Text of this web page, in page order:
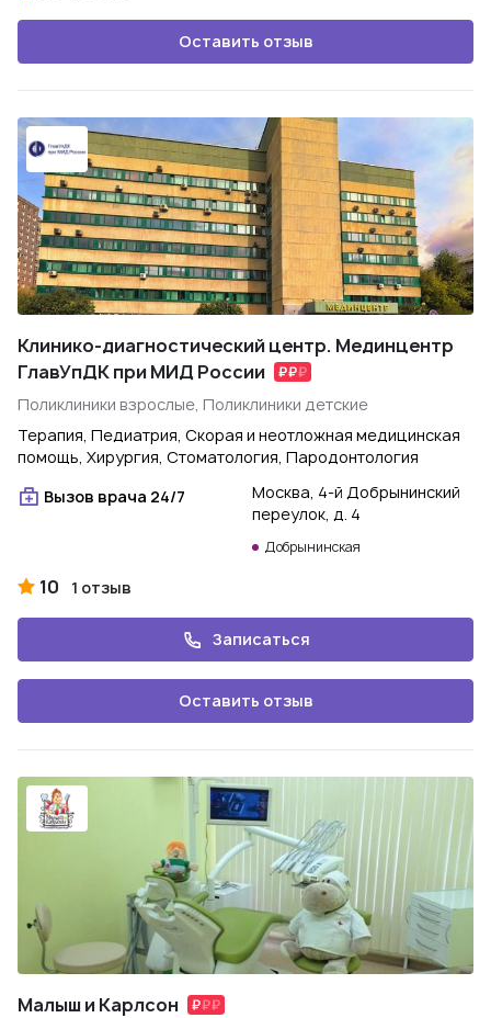
Оставить отзыв
Клинико-диагностический центр. Мединцентр
ГлавУпДК при МИД России
Поликлиники взрослые, Поликлиники детские
Терапия, Педиатрия, Скорая и неотложная медицинская
помощь, Хирургия, Стоматология, Пародонтология
Вызов врача 24/7
Москва, 4-й Добрынинский
переулок, д. 4
Добрынинская
10 1 отзыв
Записаться
Оставить отзыв
Малыш и Карлсон